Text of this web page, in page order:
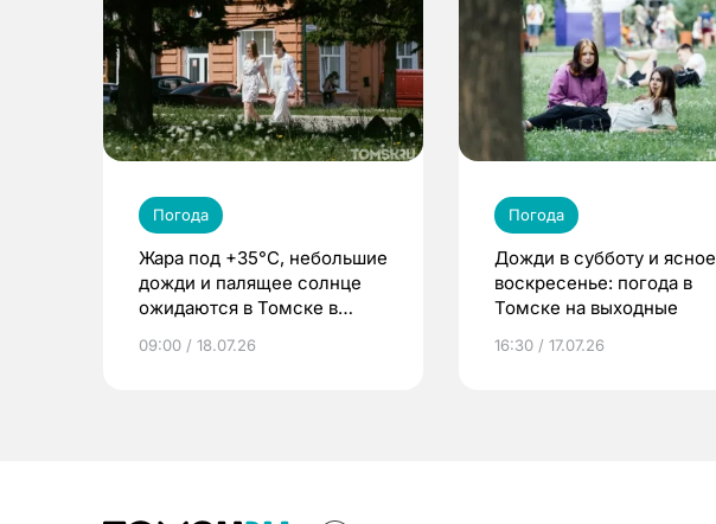
Погода
Жара под +35°С, небольшие
дожди и палящее солнце
ожидаются в Томске в
09:00 / 18.07.26
Погода
Дожди в субботу и ясное
воскресенье: погода в
Томске на выходные
16:30 / 17.07.26